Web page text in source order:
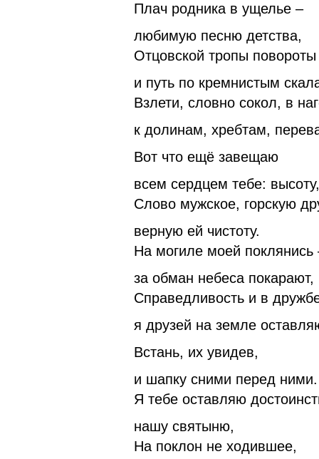
Плач родника в ущелье –
любимую песню детства,
Отцовской тропы повороты
и путь по кремнистым
Взлети, словно сокол, в
к долинам, хребтам,
Вот что ещё завещаю
всем сердцем тебе: высоту,
Слово мужское, горскую
верную ей чистоту.
На могиле моей поклянись
за обман небеса покарают,
Справедливость и в
я друзей на земле
Встань, их увидев,
и шапку сними перед ними.
Я тебе оставляю
нашу святыню,
На поклон не ходившее,